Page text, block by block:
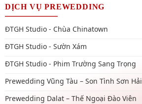
DỊCH VỤ PREWEDDING
ĐTGH Studio - Chùa Chinatown
ĐTGH Studio - Sườn Xám
ĐTGH Studio - Phim Trường Sang Trọng
Prewedding Vũng Tàu – Son Tình Sơn Hải
Prewedding Dalat – Thế Ngoại Đào Viên